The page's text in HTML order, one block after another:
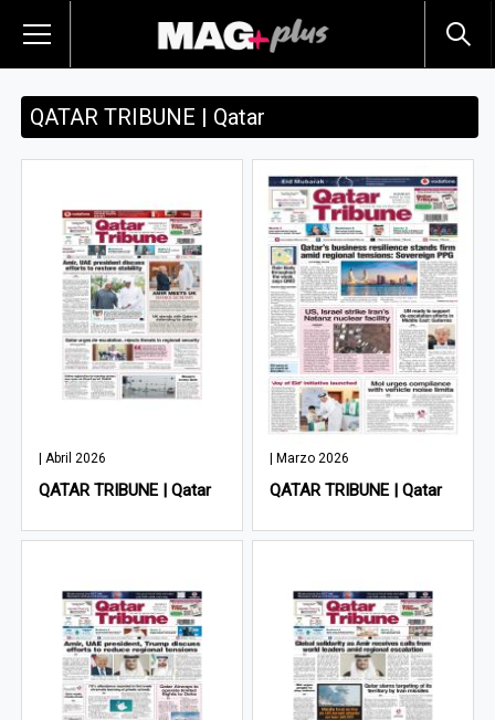
QATAR TRIBUNE | Qatar
| Abril 2026
QATAR TRIBUNE | Qatar
| Marzo 2026
QATAR TRIBUNE | Qatar